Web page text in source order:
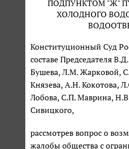
ПОДПУНКТОМ "Ж"
ХОЛОДНОГО
Конституционный Суд
составе Председателя
Бушева, Л.М. Жарковой,
Князева, А.Н. Кокотова,
Лобова, С.П. Маврина,
Сивицкого,
рассмотрев вопрос о
жалобы общества с